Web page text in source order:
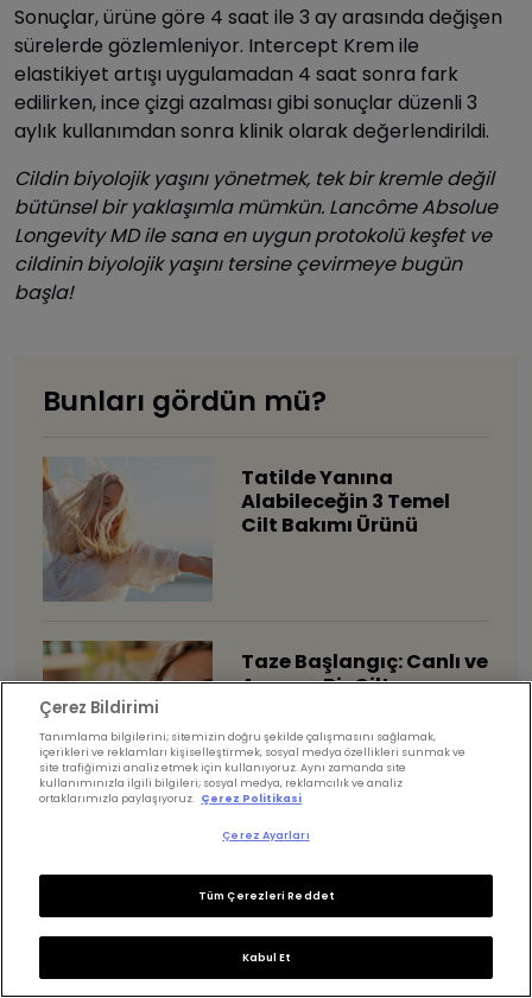
Sonuçlar, ürüne göre 4 saat ile 3 ay arasında değişen
sürelerde gözlemleniyor. Intercept Krem ile
elastikiyet artışı uygulamadan 4 saat sonra fark
edilirken, ince çizgi azalması gibi sonuçlar düzenli 3
aylık kullanımdan sonra klinik olarak değerlendirildi.
Cildin biyolojik yaşını yönetmek, tek bir kremle değil
bütünsel bir yaklaşımla mümkün. Lancôme Absolue
Longevity MD ile sana en uygun protokolü keşfet ve
cildinin biyolojik yaşını tersine çevirmeye bugün
başla!
Bunları gördün mü?
Tatilde Yanına
Alabileceğin 3 Temel
Cilt Bakımı Ürünü
Taze Başlangıç: Canlı ve
Arınmış Bir Cilt
Olmanın Yolları
Termal Su Cilt
Bakımında Ne İşe Yarar?
Çerez Bildirimi
Tanımlama bilgilerini; sitemizin doğru şekilde çalışmasını sağlamak,
içerikleri ve reklamları kişiselleştirmek, sosyal medya özellikleri sunmak ve
site trafiğimizi analiz etmek için kullanıyoruz. Aynı zamanda site
kullanımınızla ilgili bilgileri; sosyal medya, reklamcılık ve analiz
ortaklarımızla paylaşıyoruz. Çerez Politikasi
Çerez Ayarları
Tüm Çerezleri Reddet
Kabul Et